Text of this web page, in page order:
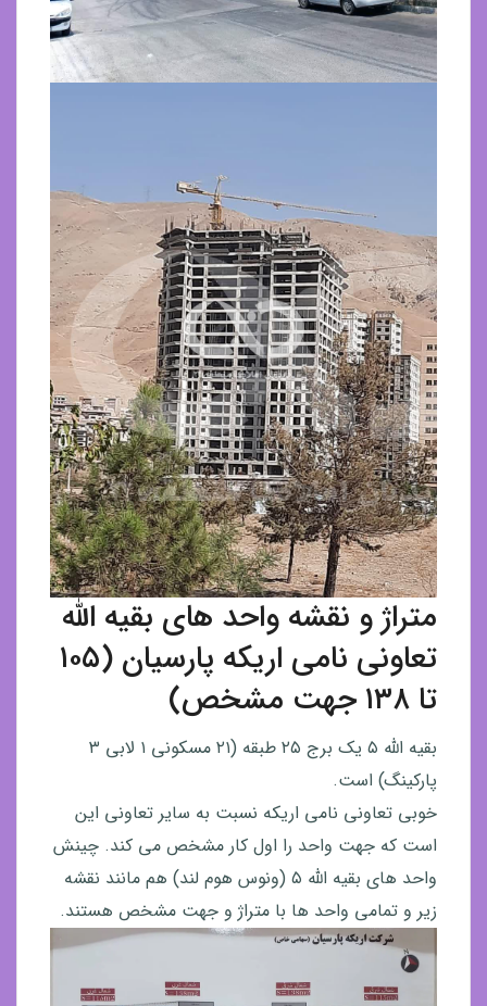
متراژ و نقشه واحد های بقیه الله
تعاونی نامی اریکه پارسیان (۱۰۵
تا ۱۳۸ جهت مشخص)
بقیه الله ۵ یک برج ۲۵ طبقه (۲۱ مسکونی ۱ لابی ۳
پارکینگ) است.
خوبی تعاونی نامی اریکه نسبت به سایر تعاونی این
است که جهت واحد را اول کار مشخص می کند. چینش
واحد های بقیه الله ۵ (ونوس هوم لند) هم مانند نقشه
زیر و تمامی واحد ها با متراژ و جهت مشخص هستند.